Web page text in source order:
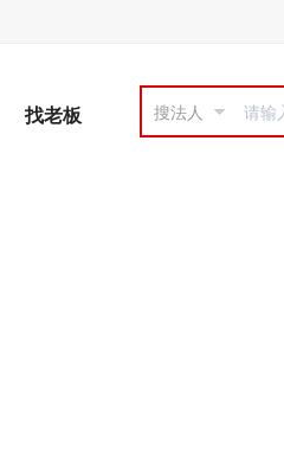
找老板 搜法人